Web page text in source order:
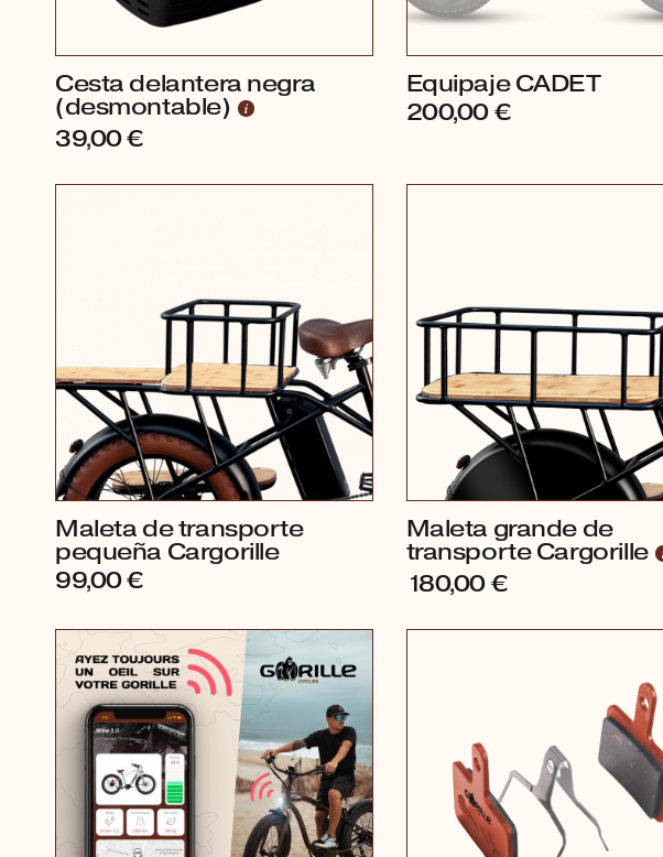
Cesta delantera negra
(desmontable)
39,00€
Equipaje CADET
200,00€
Maleta de transporte
pequeña Cargorille
99,00€
Maleta grande de
transporte Cargorille
180,00€